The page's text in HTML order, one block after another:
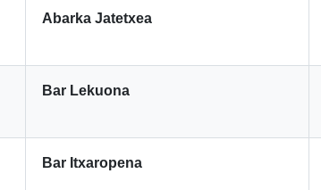
Abarka Jatetxea
Bar Lekuona
Bar Itxaropena